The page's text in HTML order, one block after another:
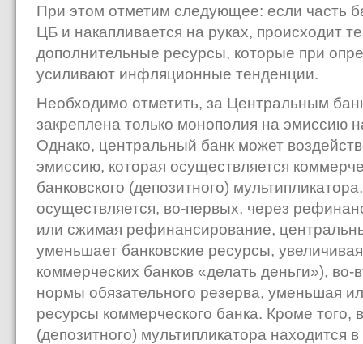
При этом отметим следующее: если часть
ЦБ и накапливается на руках, происходит
дополнительные ресурсы, которые при
усиливают инфляционные тенденции.
Необходимо отметить, за Центральным
закреплена только монополия на эмиссию
Однако, центральный банк может
эмиссию, которая осуществляется
банковского (депозитного)
осуществляется, во-первых, через
или сжимая рефинансирование,
уменьшает банковские ресурсы,
коммерческих банков «делать деньги»),
нормы обязательного резерва, уменьшая
ресурсы коммерческого банка. Кроме того,
(депозитного) мультипликатора находится